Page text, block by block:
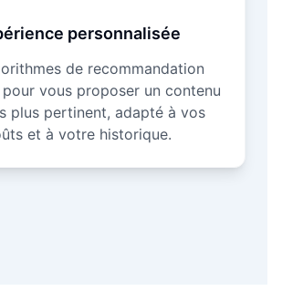
personnalisée
de recommandation
vous proposer un contenu
plus pertinent, adapté à vos
et à votre historique.